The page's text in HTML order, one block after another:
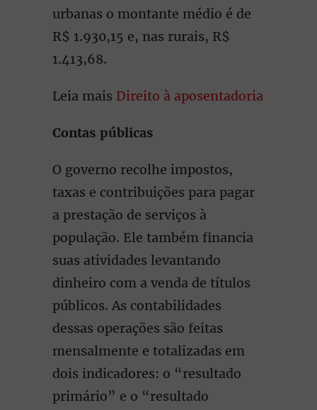
urbanas o montante médio é de
R$ 1.930,15 e, nas rurais, R$
1.413,68.
Leia mais Direito à aposentadoria
Contas públicas
O governo recolhe impostos,
taxas e contribuições para pagar
a prestação de serviços à
população. Ele também financia
suas atividades levantando
dinheiro com a venda de títulos
públicos. As contabilidades
dessas operações são feitas
mensalmente e totalizadas em
dois indicadores: o “resultado
primário” e o “resultado